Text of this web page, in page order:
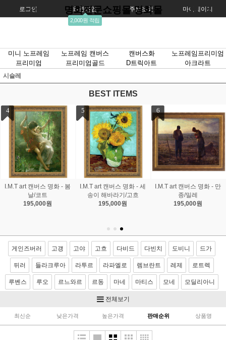
로그인 회원가입
2,000원 적립
주문조회 마이페이지
명화전문쇼핑몰 명화몰
미니 노프레임 노프레임 캔버스 캔버스화
노프레임프리미엄
프리미엄
프리미엄골드 D트릭아트 아크라트
시슬레
BEST ITEMS
7
I.M.T art 캔버스 명화 - 붉
은조화/마티스
195,000원
8
I.M.T art 캔버스 명화 - 스
프링부케/르느와르
195,000원
9
I.M.T art 캔버스 명화 - 화
가의 정원/모네
195,000원
게인즈버러 고갱 고야 고흐 다비드 다빈치 도비니 드가
뒤러 들라크루아 라투르 라파엘로 렘브란트 레제 로트렉
루벤스 루오 르느와르 르동 마네 마티스 모네 모딜리아니
미켈란젤로
벨라스케스 보티첼리 부셰 브론치노 브뢰겔 사전트
소로야 쇠라 스텁스 시냑
전체보기
최신순 낮은가격 높은가격 판매순위 상품명